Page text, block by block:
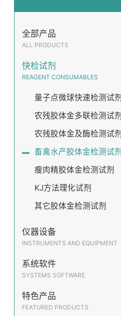
全部产品
ALL PRODUCTS
快检试剂
REAGENT CONSUMABLES
量子点微球快速检测试剂
农残胶体金多联检测试剂
农残胶体金及酶检测试剂
畜禽水产胶体金检测试剂
瘦肉精胶体金检测试剂
KJ方法理化试剂
其它胶体金检测试剂
仪器设备
INSTRUMENTS AND EQUIPMENT
系统软件
SYSTEMS SOFTWARE
特色产品
FEATURED PRODUCTS